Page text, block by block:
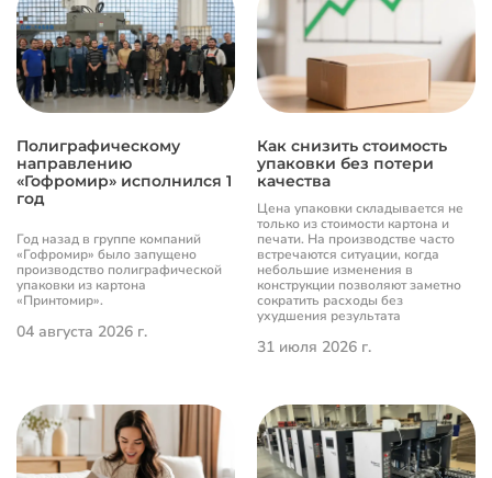
Полиграфическому
направлению
«Гофромир» исполнился 1
год
Год назад в группе компаний
«Гофромир» было запущено
производство полиграфической
упаковки из картона
«Принтомир».
04 августа 2026 г.
Как снизить стоимость
упаковки без потери
качества
Цена упаковки складывается не
только из стоимости картона и
печати. На производстве часто
встречаются ситуации, когда
небольшие изменения в
конструкции позволяют заметно
сократить расходы без
ухудшения результата
31 июля 2026 г.